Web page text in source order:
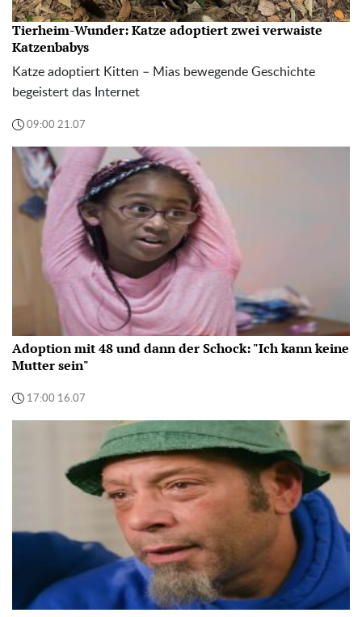
Tierheim-Wunder: Katze adoptiert zwei verwaiste
Katzenbabys
Katze adoptiert Kitten – Mias bewegende Geschichte
begeistert das Internet
09:00 21.07
Adoption mit 48 und dann der Schock: "Ich kann keine
Mutter sein"
17:00 16.07